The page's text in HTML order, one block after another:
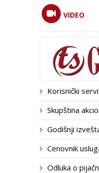
VIDEO
Korisnički
Skupština
Godišnji
Cenovnik
Odluka o